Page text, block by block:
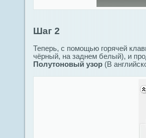
Шаг 2
Теперь, с помощью горячей
чёрный, на заднем белый), и
Полутоновый узор (В